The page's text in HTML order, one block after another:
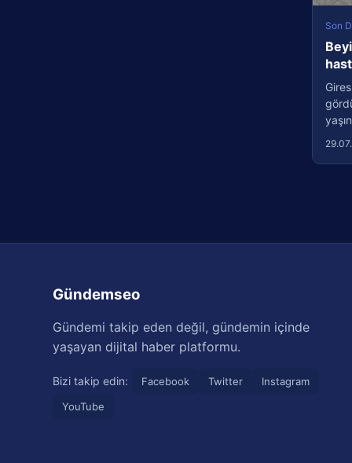
Son
Gündemseo
Gündemi takip eden değil, gündemin içinde
yaşayan dijital haber platformu.
Bizi takip edin: Facebook Twitter
Instagram
YouTube